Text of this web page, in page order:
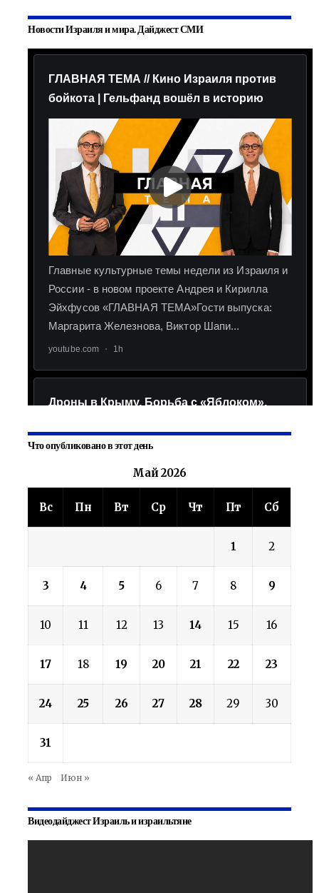
Новости Израиля и мира. Дайджест СМИ
Что опубликовано в этот день
Май 2026
Вс Пн Вт Ср Чт Пт Сб
1 2
3 4 5 6 7 8 9
10 11 12 13 14 15 16
17 18 19 20 21 22 23
24 25 26 27 28 29 30
31
« Апр Июн »
Видеодайджест Израиль и израильтяне